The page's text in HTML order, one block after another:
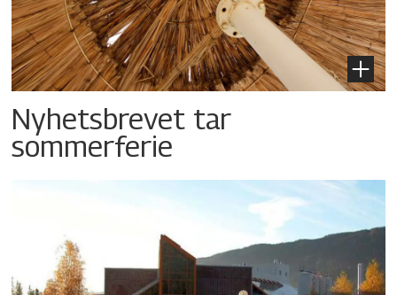
Nyhetsbrevet tar
sommerferie